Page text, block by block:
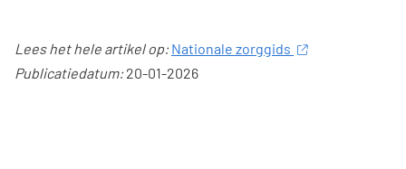
Lees het hele artikel op: Nationale zorggids
Publicatiedatum:20-01-2026